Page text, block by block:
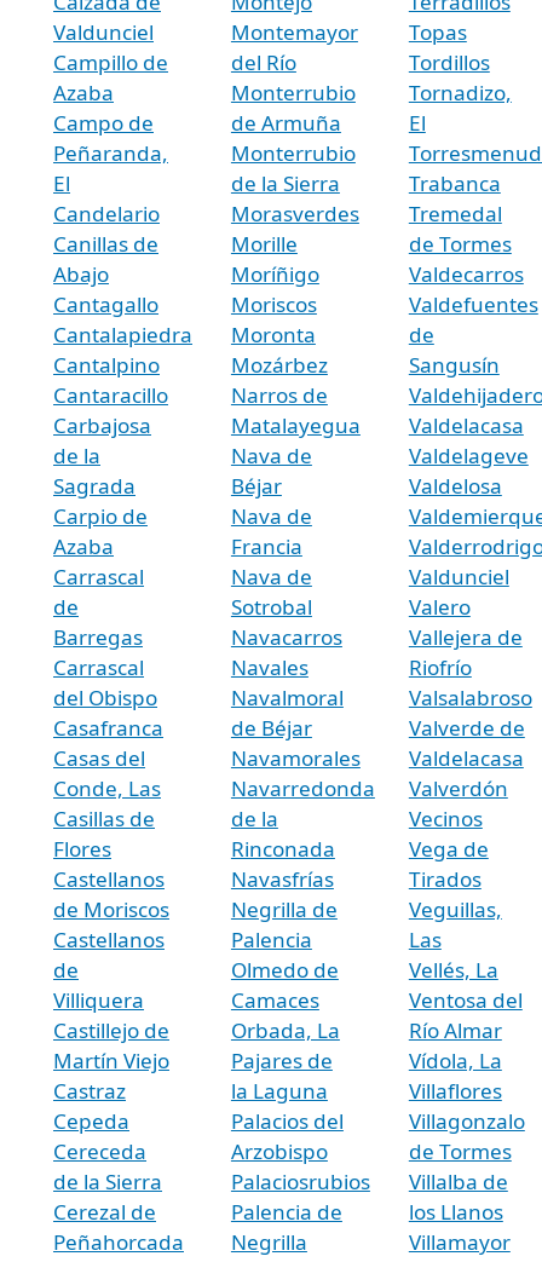
Valdunciel
Campillo de
Azaba
Campo de
Peñaranda,
El
Candelario
Canillas de
Abajo
Cantagallo
Cantalapiedra
Cantalpino
Cantaracillo
Carbajosa
de la
Sagrada
Carpio de
Azaba
Carrascal
de
Barregas
Carrascal
del Obispo
Casafranca
Casas del
Conde, Las
Casillas de
Flores
Castellanos
de Moriscos
Castellanos
de
Villiquera
Castillejo de
Martín Viejo
Castraz
Cepeda
Cereceda
de la Sierra
Cerezal de
Peñahorcada
Montemayor
del Río
Monterrubio
de Armuña
Monterrubio
de la Sierra
Morasverdes
Morille
Moríñigo
Moriscos
Moronta
Mozárbez
Narros de
Matalayegua
Nava de
Béjar
Nava de
Francia
Nava de
Sotrobal
Navacarros
Navales
Navalmoral
de Béjar
Navamorales
Navarredonda
de la
Rinconada
Navasfrías
Negrilla de
Palencia
Olmedo de
Camaces
Orbada, La
Pajares de
la Laguna
Palacios del
Arzobispo
Palaciosrubios
Palencia de
Negrilla
Topas
Tordillos
Tornadizo,
El
Trabanca
Tremedal
de Tormes
Valdecarros
Valdefuentes
de
Sangusín
Valdelacasa
Valdelageve
Valdelosa
Valdunciel
Valero
Vallejera de
Riofrío
Valsalabroso
Valverde de
Valdelacasa
Valverdón
Vecinos
Vega de
Tirados
Veguillas,
Las
Vellés, La
Ventosa del
Río Almar
Vídola, La
Villaflores
Villagonzalo
de Tormes
Villalba de
los Llanos
Villamayor